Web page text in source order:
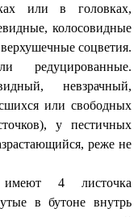
или в головках,
колосовидные
соцветия.
редуцированные.
невзрачный,
или свободных
у пестичных
реже не
4 листочка
в бутоне внутрь